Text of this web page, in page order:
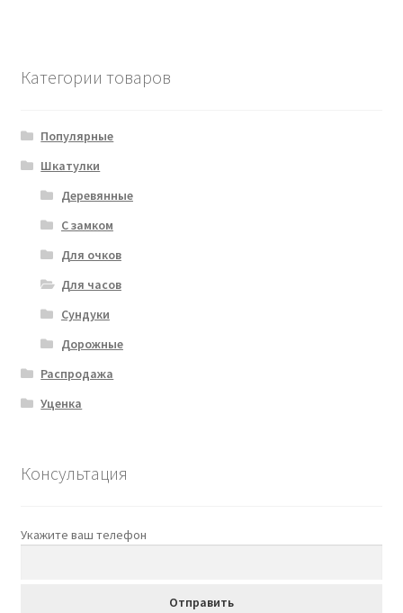
Категории товаров
Популярные
Шкатулки
Деревянные
С замком
Для очков
Для часов
Сундуки
Дорожные
Распродажа
Уценка
Консультация
Укажите ваш телефон